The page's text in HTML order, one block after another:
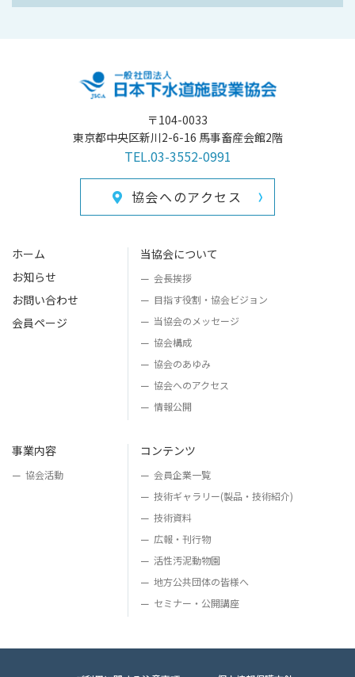
〒104-0033
東京都中央区新川2-6-16 馬事畜産会館2階
TEL.03-3552-0991
協会へのアクセス
ホーム
お知らせ
お問い合わせ
会員ページ
当協会について
会長挨拶
目指す役割・協会ビジョン
当協会のメッセージ
協会構成
協会のあゆみ
協会へのアクセス
情報公開
事業内容
協会活動
コンテンツ
会員企業一覧
技術ギャラリー(製品・技術紹介)
技術資料
広報・刊行物
活性汚泥動物園
地方公共団体の皆様へ
セミナー・公開講座